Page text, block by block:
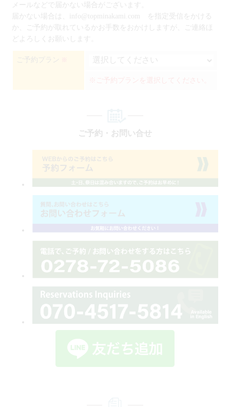
メールなどで届かない場合がございます。
届かない場合は、info@topminakami.com を指定受信をかける
か、ご予約が取れているかお手数をおかけしますが、ご連絡ほ
どよろしくお願いします。
ご予約プラン
※ご予約プランを選択してください。
ご予約・お問い合せ